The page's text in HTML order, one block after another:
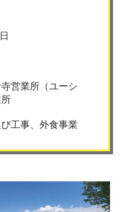
営業所（ユーシ
工事、外食事業